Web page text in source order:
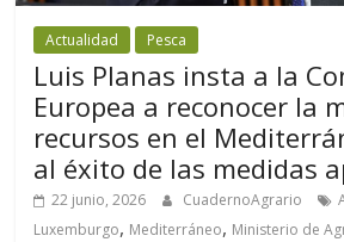
Actualidad Pesca
Luis Planas insta a la
Europea a reconocer la
recursos en el
al éxito de las medidas
22 junio, 2026 CuadernoAgrario
Luxemburgo, Mediterráneo, Ministerio de